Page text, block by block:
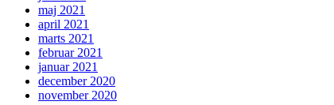
maj 2021
april 2021
marts 2021
februar 2021
januar 2021
december 2020
november 2020